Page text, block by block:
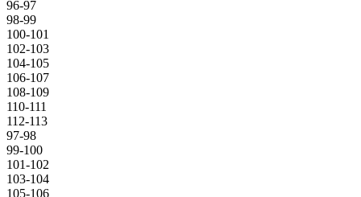
96-97
98-99
100-101
102-103
104-105
106-107
108-109
110-111
112-113
97-98
99-100
101-102
103-104
105-106